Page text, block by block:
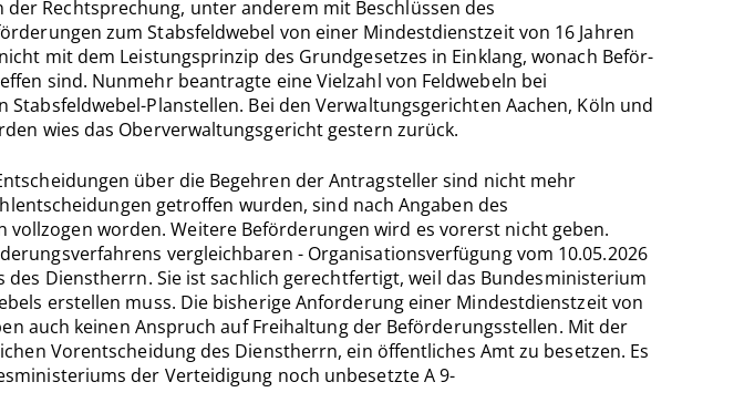
Rechtsprechung, unter anderem mit Beschlüssen des
zum Stabsfeldwebel von einer Mindestdienstzeit von 16 Jahren
mit dem Leistungsprinzip des Grundgesetzes in Einklang, wonach Beför­
sind. Nunmehr beantragte eine Vielzahl von Feldwebeln bei
Planstel­len. Bei den Verwaltungsgerichten Aachen, Köln und
wies das Oberverwaltungs­gericht gestern zurück.
über die Begehren der Antragsteller sind nicht mehr
ge­troffen wurden, sind nach Angaben des
worden. Weitere Beförderungen wird es vorerst nicht geben.
vergleichbaren - Organisationsverfügung vom 10.05.2026
Dienstherrn. Sie ist sachlich gerechtfertigt, weil das Bundesministerium
erstellen muss. Die bisherige Anforderung einer Mindestdienstzeit von
auch keinen Anspruch auf Freihaltung der Beförderungsstellen. Mit der
Vorentscheidung des Dienstherrn, ein öffentliches Amt zu besetzen. Es
der Verteidigung noch unbesetzte A 9-